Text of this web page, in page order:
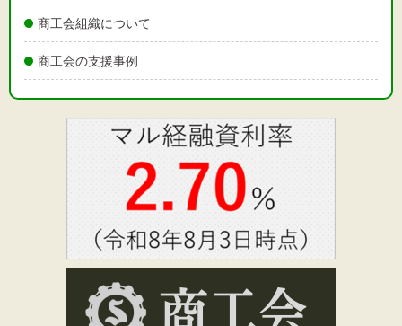
商工会組織について
商工会の支援事例